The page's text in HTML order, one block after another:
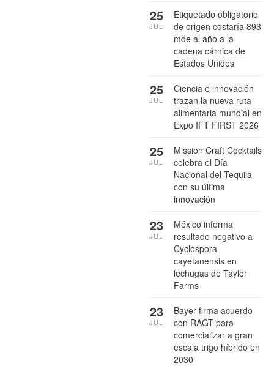
Etiquetado obligatorio
de origen costaría 893
mde al año a la
cadena cárnica de
Estados Unidos
25
JUL
Ciencia e innovación
trazan la nueva ruta
alimentaria mundial en
Expo IFT FIRST 2026
25
JUL
Mission Craft Cocktails
celebra el Día
Nacional del Tequila
con su última
innovación
25
JUL
México informa
resultado negativo a
Cyclospora
cayetanensis en
lechugas de Taylor
Farms
23
JUL
Bayer firma acuerdo
con RAGT para
comercializar a gran
escala trigo híbrido en
2030
23
JUL